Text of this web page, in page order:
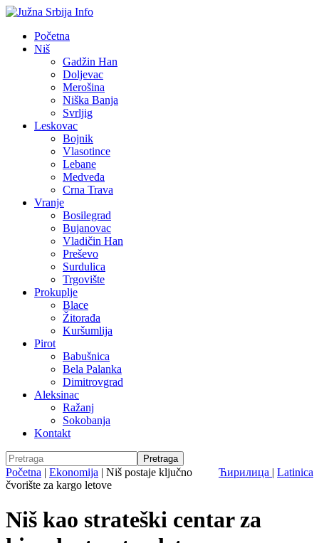
Početna
Niš
Gadžin Han
Doljevac
Merošina
Niška Banja
Svrljig
Leskovac
Bojnik
Vlasotince
Lebane
Medveđa
Crna Trava
Vranje
Bosilegrad
Bujanovac
Vladičin Han
Preševo
Surdulica
Trgovište
Prokuplje
Blace
Žitorađa
Kuršumlija
Pirot
Babušnica
Bela Palanka
Dimitrovgrad
Aleksinac
Ražanj
Sokobanja
Kontakt
Ћирилица | Latinica
Početna | Ekonomija | Niš postaje ključno
čvorište za kargo letove
Niš kao strateški centar za